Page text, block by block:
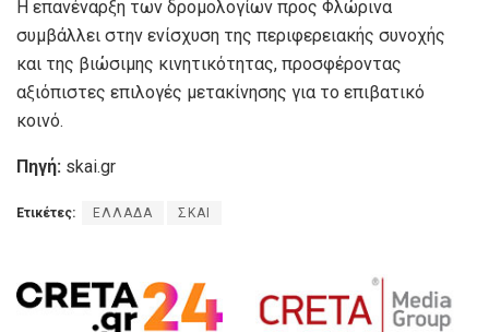
Η επανέναρξη των δρομολογίων προς Φλώρινα
συμβάλλει στην ενίσχυση της περιφερειακής συνοχής
και της βιώσιμης κινητικότητας, προσφέροντας
αξιόπιστες επιλογές μετακίνησης για το επιβατικό
κοινό.
Πηγή: skai.gr
Ετικέτες: ΕΛΛΑΔΑ ΣΚΑΙ